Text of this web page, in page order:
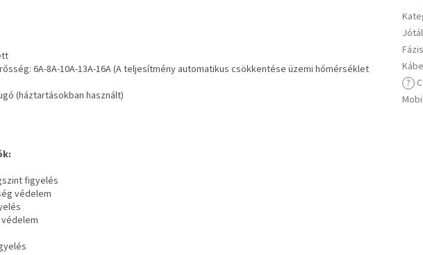
6A-8A-10A-13A-16A (A teljesítmény automatikus csökkentése üzemi hőmérséklet
(háztartásokban használt)
figyelés
védelem
?